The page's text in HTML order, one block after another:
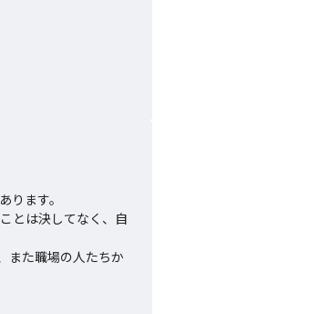
ます。
とは決してなく、自
また職場の人たちか